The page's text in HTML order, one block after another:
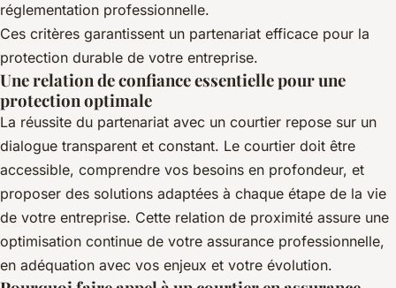
réglementation professionnelle.
Ces critères garantissent un partenariat efficace pour la
protection durable de votre entreprise.
Une relation de confiance essentielle pour une
protection optimale
La réussite du partenariat avec un courtier repose sur un
dialogue transparent et constant. Le courtier doit être
accessible, comprendre vos besoins en profondeur, et
proposer des solutions adaptées à chaque étape de la vie
de votre entreprise. Cette relation de proximité assure une
optimisation continue de votre assurance professionnelle,
en adéquation avec vos enjeux et votre évolution.